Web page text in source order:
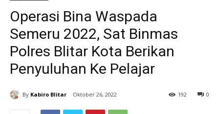
Operasi Bina Waspada
Semeru 2022, Sat Binmas
Polres Blitar Kota Berikan
Penyuluhan Ke Pelajar
By Kabiro Blitar Oktober 26, 2022 0
192